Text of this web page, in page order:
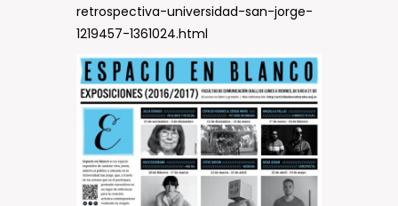
retrospectiva-universidad-san-jorge-
1219457-1361024.html